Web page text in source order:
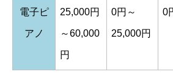
電子ピ
アノ
25,000円
～60,000
円
0円～
25,000円
0